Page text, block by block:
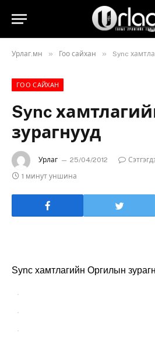
Урлаг.мн » Гоо сайхан » Sync
ГОО САЙХАН
Sync
зурагнууд
Урлаг 25/04/2012
1 минут уншина
Sync хамтлагийн Оргилын